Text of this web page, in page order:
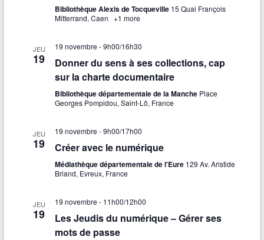
Bibliothèque Alexis de Tocqueville 15 Quai François
Mitterrand, Caen +1 more
JEU
19
19 novembre - 9h00/16h30
Donner du sens à ses collections, cap
sur la charte documentaire
Bibliothèque départementale de la Manche Place
Georges Pompidou, Saint-Lô, France
JEU
19
19 novembre - 9h00/17h00
Créer avec le numérique
Médiathèque départementale de l'Eure 129 Av. Aristide
Briand, Evreux, France
JEU
19
19 novembre - 11h00/12h00
Les Jeudis du numérique – Gérer ses
mots de passe